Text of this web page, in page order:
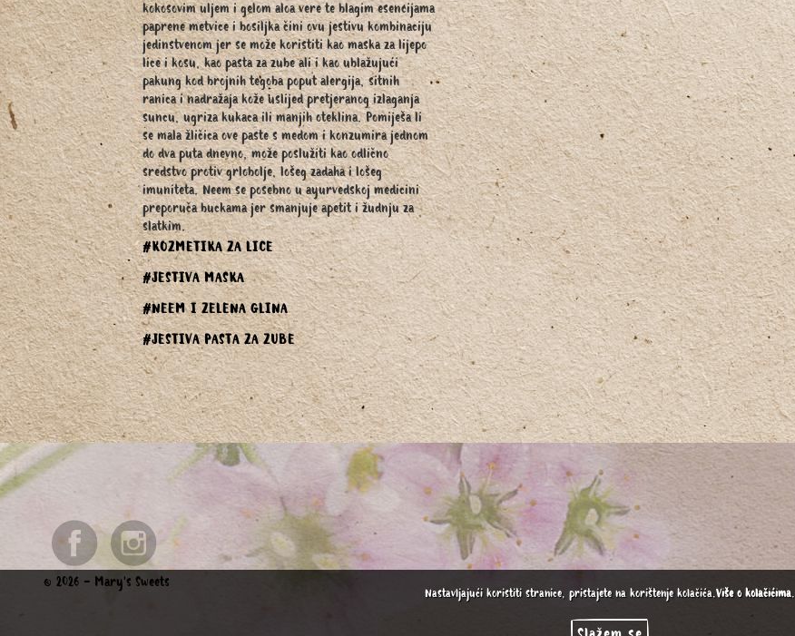
kokosovim uljem i gelom aloa vere te blagim esencijama
paprene metvice i bosiljka čini ovu jestivu kombinaciju
jedinstvenom jer se može koristiti kao maska za lijepo
lice i kosu, kao pasta za zube ali i kao ublažujući
pakung kod brojnih tegoba poput alergija, sitnih
ranica i nadražaja kože uslijed pretjeranog izlaganja
suncu, ugriza kukaca ili manjih oteklina. Pomiješa li
se mala žličica ove paste s medom i konzumira jednom
do dva puta dnevno, može poslužiti kao odlično
sredstvo protiv grlobolje, lošeg zadaha i lošeg
imuniteta. Neem se posebno u ayurvedskoj medicini
preporuča buckama jer smanjuje apetit i žudnju za
slatkim.
#KOZMETIKA ZA LICE
#JESTIVA MASKA
#NEEM I ZELENA GLINA
#JESTIVA PASTA ZA ZUBE
© 2026 - Mary's Sweets
Nastavljajući koristiti stranice, pristajete na korištenje kolačića.Više o kolačićima.